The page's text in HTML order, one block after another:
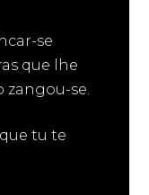
se
que lhe
zangou-se.
tu te